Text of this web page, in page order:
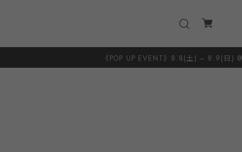
《POP UP EVENT》8.8(土) ~ 8.9(日) @ 葉山